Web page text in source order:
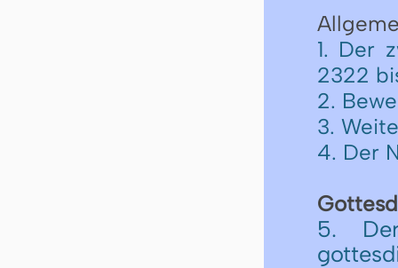
1. Der
2322
2.
3.
4. Der
5.